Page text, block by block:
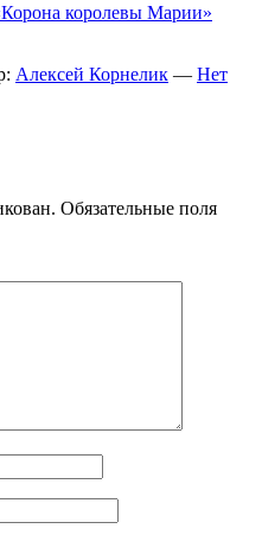
королевы Марии»
Алексей Корнелик — Нет
Обязательные поля